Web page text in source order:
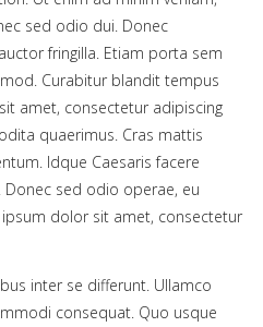
sed odio dui. Donec
fringilla. Etiam porta sem
Curabitur blandit tempus
amet, consectetur adipiscing
quaerimus. Cras mattis
Idque Caesaris facere
sed odio operae, eu
dolor sit amet, consectetur
inter se differunt. Ullamco
consequat. Quo usque